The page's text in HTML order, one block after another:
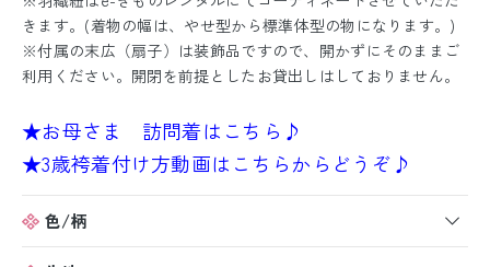
きます。(着物の幅は、やせ型から標準体型の物になります。)
※付属の末広（扇子）は装飾品ですので、開かずにそのままご
利用ください。開閉を前提としたお貸出しはしておりません。
★お母さま 訪問着はこちら♪
★3歳袴着付け方動画はこちらからどうぞ♪
色/柄